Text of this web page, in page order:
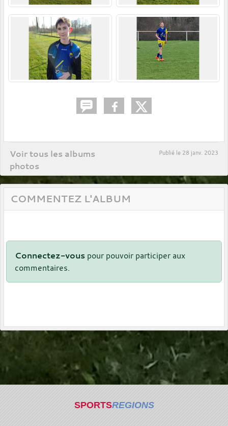
Voir tous les albums
photos
Publié le 28 janv. 2023
COMMENTEZ L'ALBUM
Connectez-vous pour pouvoir participer aux
commentaires.
SPORTSREGIONS